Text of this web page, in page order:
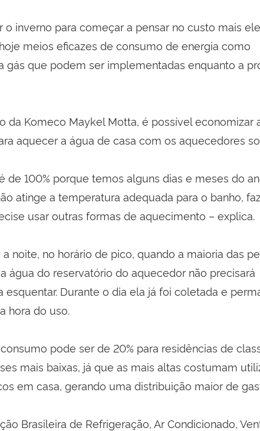
o inverno para começar a pensar no custo mais
meios eficazes de consumo de energia como
gás que podem ser implementadas enquanto a
da Komeco Maykel Motta, é possível economizar
aquecer a água de casa com os aquecedores
de 100% porque temos alguns dias e meses do
atinge a temperatura adequada para o banho,
usar outras formas de aquecimento – explica.
noite, no horário de pico, quando a maioria das
água do reservatório do aquecedor não precisará
esquentar. Durante o dia ela já foi coletada e
hora do uso.
pode ser de 20% para residências de
mais baixas, já que as mais altas costumam
em casa, gerando uma distribuição maior de
Brasileira de Refrigeração, Ar Condicionado,